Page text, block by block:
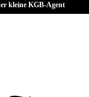
kleine KGB-Agent